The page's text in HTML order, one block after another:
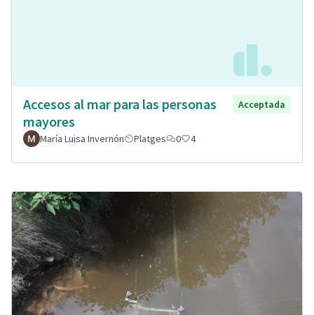
Accesos al mar para las personas
mayores
Acceptada
María Luisa Invernón Platges 0 4